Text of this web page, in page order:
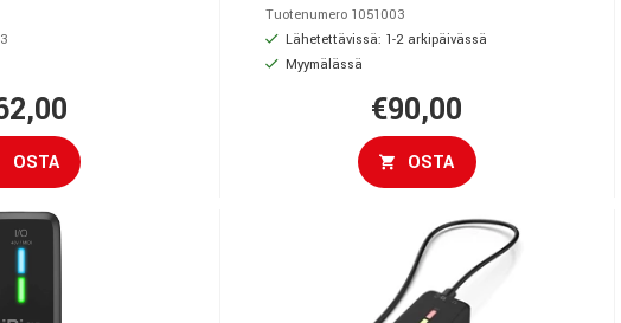
OSTA
Tuotenumero 1051003
Lähetettävissä: 1-2 arkipäivässä
Myymälässä
€90,00
OSTA